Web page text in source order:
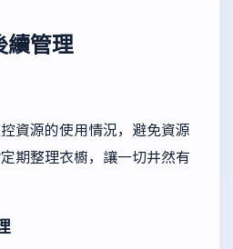
續管理
資源的使用情況，避免資源
期整理衣櫥，讓一切井然有